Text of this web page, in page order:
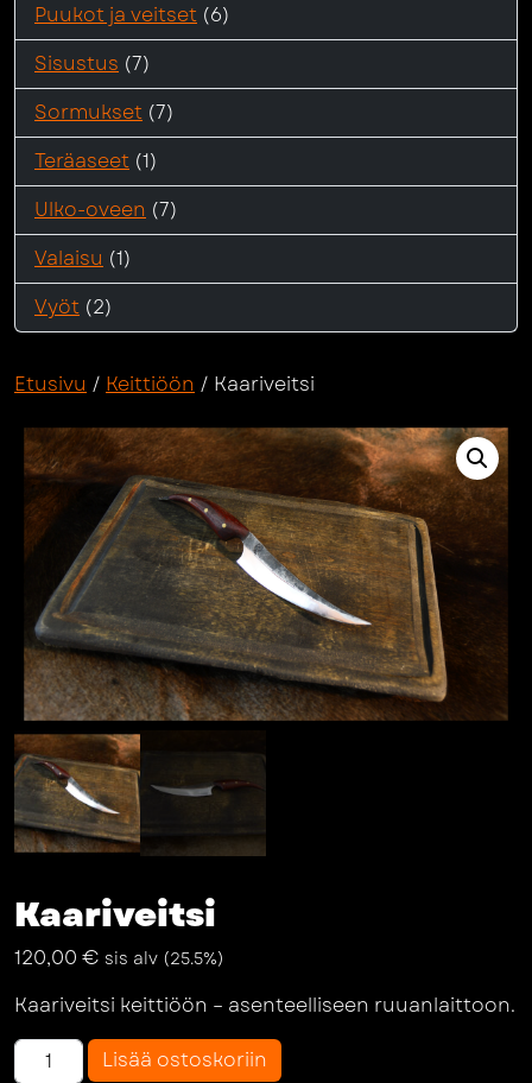
Puukot ja veitset (6)
Sisustus (7)
Sormukset (7)
Teräaseet (1)
Ulko-oveen (7)
Valaisu (1)
Vyöt (2)
Etusivu / Keittiöön / Kaariveitsi
Kaariveitsi
120,00 € sis alv (25.5%)
Kaariveitsi keittiöön – asenteelliseen ruuanlaittoon.
KaariveitsiLisää ostoskoriin